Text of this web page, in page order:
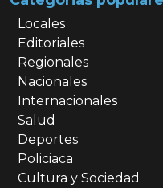
Locales
Editoriales
Regionales
Nacionales
Internacionales
Salud
Deportes
Policiaca
Cultura y Sociedad